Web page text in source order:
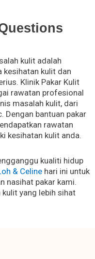
kulit adalah
kesihatan kulit dan
Klinik Pakar Kulit
rawatan profesional
masalah kulit, dari
Dengan bantuan pakar
rawatan
kesihatan kulit anda.
kualiti hidup
& Celine hari ini untuk
nasihat pakar kami.
kulit yang lebih sihat